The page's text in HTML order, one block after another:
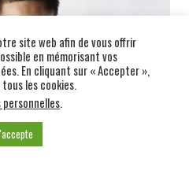
site web afin de vous offrir
en mémorisant vos
En cliquant sur « Accepter »,
les cookies.
.